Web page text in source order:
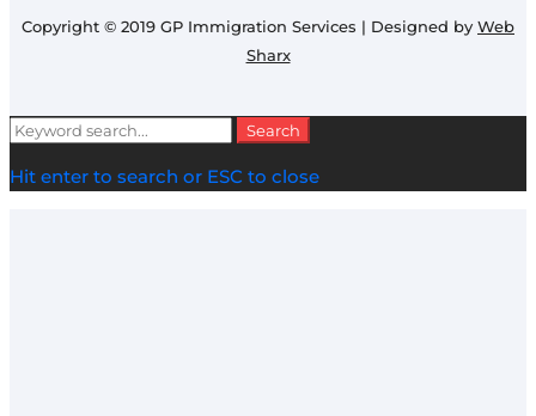
Copyright © 2019 GP Immigration Services | Designed by Web
Sharx
Search
Search
Hit enter to search or ESC to close